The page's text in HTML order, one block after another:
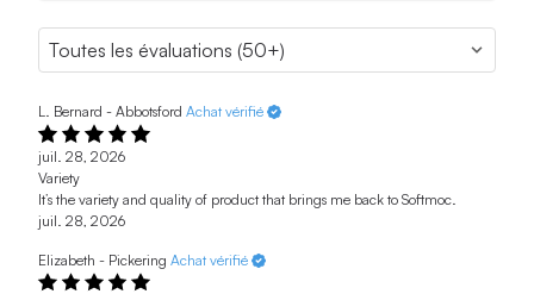
L. Bernard - Abbotsford Achat vérifié
juil. 28, 2026
Variety
It’s the variety and quality of product that brings me back to Softmoc.
juil. 28, 2026
Elizabeth - Pickering Achat vérifié